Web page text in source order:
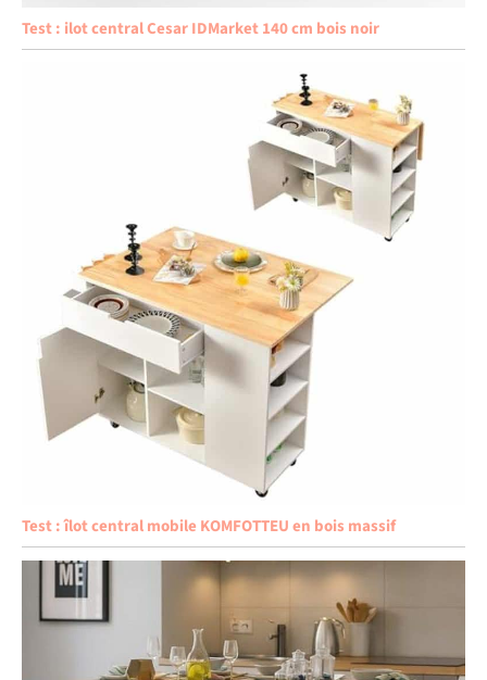
Test : ilot central Cesar IDMarket 140 cm bois noir
Test : îlot central mobile KOMFOTTEU en bois massif